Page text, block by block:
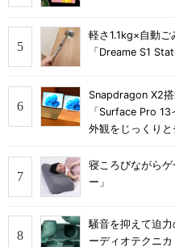
軽さ1.1kg×自動
「Dreame S1
Snapdragon X2
「Surface Pro
外観をじっくり
寝ころびながら
ー」
騒音を抑えて迫
ーディオテクニ